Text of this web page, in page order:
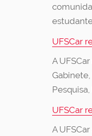
UFSCar
A
UFSCar
A